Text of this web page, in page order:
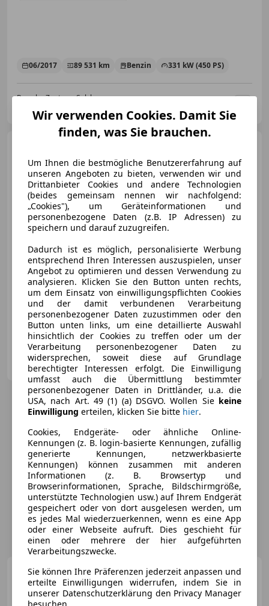
06/2017 89 531 km Benzin 331 kW (450 PS)
Porsche Zentrum Salzburg
AT-5020 Salzburg
Zonen, Pano
€ 99 900 1
01/2024 44 000 km
Elektro/Benzin
346 kW (470 PS)
WAGENWELT GmbH
AT-6430 Ötztal Bahnhof
Porsche 911Carrera Coupe
//APPROVED//360°//PORSCHE
PSE //
Wir verwenden Cookies. Damit Sie
finden, was Sie brauchen.
Um Ihnen die bestmögliche Benutzererfahrung auf
unseren Angeboten zu bieten, verwenden wir und
Drittanbieter Cookies und andere Technologien
(beides gemeinsam nennen wir nachfolgend:
„Cookies"), um Geräteinformationen und
personenbezogene Daten (z.B. IP Adressen) zu
speichern und darauf zuzugreifen.
Dadurch ist es möglich, personalisierte Werbung
entsprechend Ihren Interessen auszuspielen, unser
Angebot zu optimieren und dessen Verwendung zu
analysieren. Klicken Sie den Button unten rechts,
um dem Einsatz von einwilligungspflichten Cookies
und der damit verbundenen Verarbeitung
personenbezogener Daten zuzustimmen oder den
Button unten links, um eine detaillierte Auswahl
hinsichtlich der Cookies zu treffen oder um der
Verarbeitung personenbezogener Daten zu
widersprechen, soweit diese auf Grundlage
berechtigter Interessen erfolgt. Die Einwilligung
umfasst auch die Übermittlung bestimmter
personenbezogener Daten in Drittländer, u.a. die
USA, nach Art. 49 (1) (a) DSGVO. Wollen Sie keine
Einwilligung erteilen, klicken Sie bitte hier.
Cookies, Endgeräte- oder ähnliche Online-
Kennungen (z. B. login-basierte Kennungen, zufällig
generierte Kennungen, netzwerkbasierte
Kennungen) können zusammen mit anderen
Informationen (z. B. Browsertyp und
Browserinformationen, Sprache, Bildschirmgröße,
unterstützte Technologien usw.) auf Ihrem Endgerät
gespeichert oder von dort ausgelesen werden, um
es jedes Mal wiederzuerkennen, wenn es eine App
oder einer Webseite aufruft. Dies geschieht für
einen oder mehrere der hier aufgeführten
Verarbeitungszwecke.
Sie können Ihre Präferenzen jederzeit anpassen und
erteilte Einwilligungen widerrufen, indem Sie in
unserer Datenschutzerklärung den Privacy Manager